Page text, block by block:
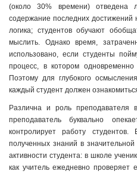
(около 30% времени) отведена
содержание последних достижений
логика; студентов обучают
мыслить. Однако время,
использовано, если студенты
процесс, в котором
Поэтому для глубокого
каждый студент должен
Различна и роль
преподаватель буквально
контролирует работу
полученных знаний в
активности студента: в школе
как учитель ежедневно